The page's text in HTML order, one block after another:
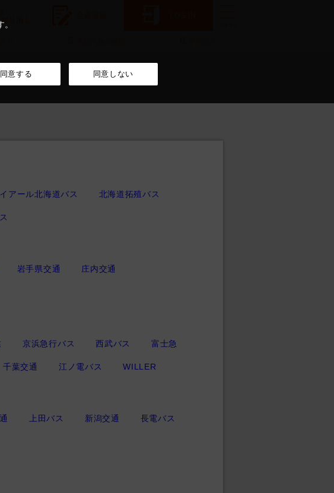
同意する 同意しない
力
アール北海道バス 北海道拓殖バス
岩手県交通 庄内交通
京浜急行バス 西武バス 富士急
千葉交通 江ノ電バス WILLER
上田バス 新潟交通 長電バス